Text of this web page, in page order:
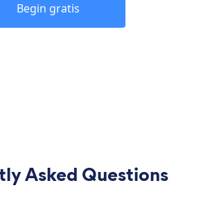
Begin gratis
Asked Questions